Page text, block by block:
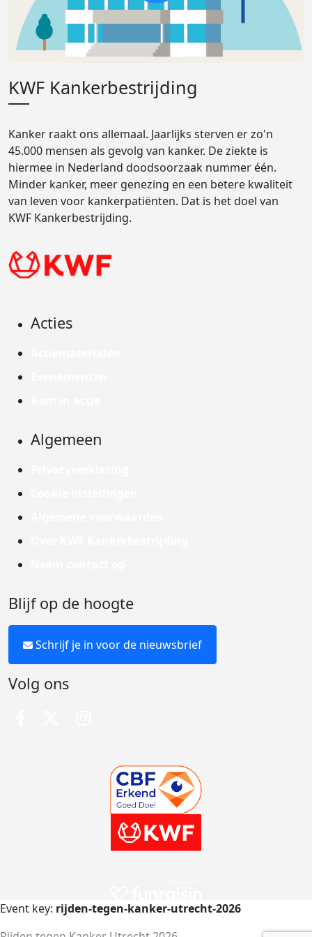
KWF Kankerbestrijding
Kanker raakt ons allemaal. Jaarlijks sterven er zo'n
45.000 mensen als gevolg van kanker. De ziekte is
hiermee in Nederland doodsoorzaak nummer één.
Minder kanker, meer genezing en een betere kwaliteit
van leven voor kankerpatiënten. Dat is het doel van
KWF Kankerbestrijding.
Acties
Algemeen
Blijf op de hoogte
Schrijf je in voor de nieuwsbrief
Volg ons
Event key: rijden-tegen-kanker-utrecht-2026